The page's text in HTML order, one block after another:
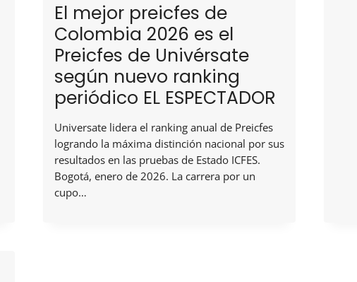
El mejor preicfes de
Colombia 2026 es el
Preicfes de Univérsate
según nuevo ranking
periódico EL ESPECTADOR
Universate lidera el ranking anual de Preicfes
logrando la máxima distinción nacional por sus
resultados en las pruebas de Estado ICFES.
Bogotá, enero de 2026. La carrera por un
cupo…